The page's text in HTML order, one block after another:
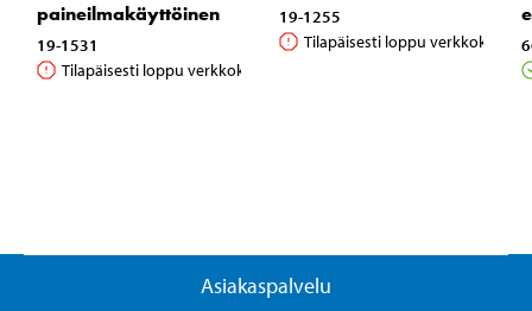
paineilmakäyttöinen
19-1531
Tilapäisesti loppu verkkokaupasta
19-1255
Tilapäisesti loppu
Asiakaspalvelu